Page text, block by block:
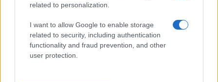
related to personalization.
I want to allow Google to enable storage
related to security, including authentication
functionality and fraud prevention, and other
user protection.
Lamezia International Film Fest: arte e cultura si
incontrano in Calabria